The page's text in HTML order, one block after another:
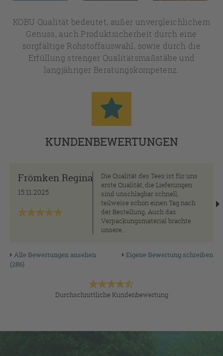
KOBU Qualität bedeutet, außer unvergleichlichem
Genuss, auch Produktsicherheit durch eine
sorgfältige Rohstoffauswahl, sowie durch die
Erfüllung strenger Qualitätsmaßstäbe und
langjähriger Beratungskompetenz.
KUNDENBEWERTUNGEN
Frömken Regina
15.11.2025
Die Qualität des Tees ist für uns
erste Qualität, die Lieferungen
sind unschlagbar schnell,
teilweise schon einen Tag nach
der Bestellung. Auch das
Verpackungsmaterial brachte
unsere...
Alle Bewertungen ansehen
(286)
Eigene Bewertung schreiben
Durchschnittliche Kundenbewertung